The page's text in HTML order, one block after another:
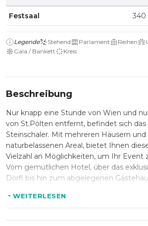
Festsaal 340
Legende Stehend Parlament Reihen
Gala / Bankett
Kreis
Beschreibung
Nur knapp eine Stunde von Wien und
von St.Pölten entfernt, befindet sich
Steinschaler. Mit mehreren Häusern
naturbelassenen Areal, bietet Ihnen
Vielzahl an Möglichkeiten, um Ihr Event
Vom gemütlichen Hotel, über das
Dörfl bis hin zum abgelegenen
Atmosphäre.
Die Event - und Seminarräume bieten
WEITERLESEN